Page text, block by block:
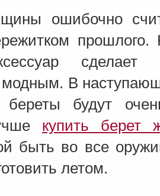
ошибочно
сделает
В
береты будут
купить берет
быть во все
летом.